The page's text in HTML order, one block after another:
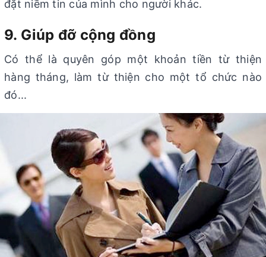
đặt niềm tin của mình cho người khác.
9. Giúp đỡ cộng đồng
Có thể là quyên góp một khoản tiền từ thiện
hàng tháng, làm từ thiện cho một tổ chức nào
đó...